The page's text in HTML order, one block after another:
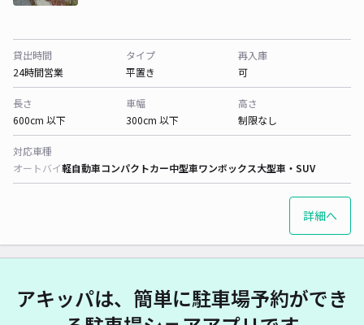
貸出時間
24時間営業
タイプ
平置き
再入庫
可
長さ
600cm 以下
車幅
300cm 以下
高さ
制限なし
対応車種
オートバイ軽自動車コンパクトカー中型車ワンボックス大型車・SUV
詳細へ
アキッパは、簡単に駐車場予約ができ